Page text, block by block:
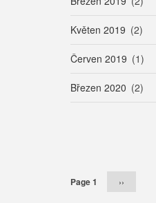
Květen 2019 (2)
Červen 2019 (1)
Březen 2020 (2)
Page 1 Následující
››